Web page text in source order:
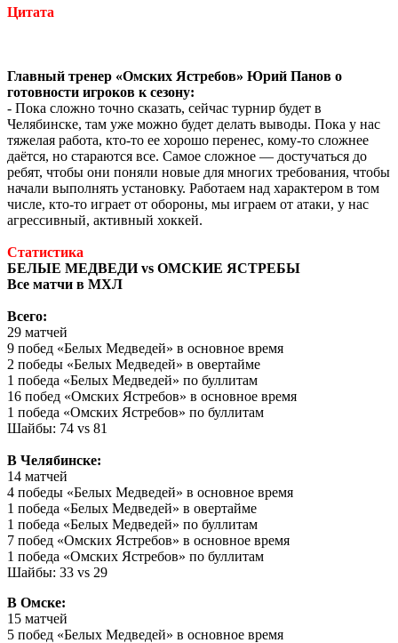
Цитата
Главный тренер «Омских Ястребов» Юрий Панов о
готовности игроков к сезону:
- Пока сложно точно сказать, сейчас турнир будет в
Челябинске, там уже можно будет делать выводы. Пока у нас
тяжелая работа, кто-то ее хорошо перенес, кому-то сложнее
даётся, но стараются все. Самое сложное — достучаться до
ребят, чтобы они поняли новые для многих требования, чтобы
начали выполнять установку. Работаем над характером в том
числе, кто-то играет от обороны, мы играем от атаки, у нас
агрессивный, активный хоккей.
Статистика
БЕЛЫЕ МЕДВЕДИ vs ОМСКИЕ ЯСТРЕБЫ
Все матчи в МХЛ
Всего:
29 матчей
9 побед «Белых Медведей» в основное время
2 победы «Белых Медведей» в овертайме
1 победа «Белых Медведей» по буллитам
16 побед «Омских Ястребов» в основное время
1 победа «Омских Ястребов» по буллитам
Шайбы: 74 vs 81
В Челябинске:
14 матчей
4 победы «Белых Медведей» в основное время
1 победа «Белых Медведей» в овертайме
1 победа «Белых Медведей» по буллитам
7 побед «Омских Ястребов» в основное время
1 победа «Омских Ястребов» по буллитам
Шайбы: 33 vs 29
В Омске:
15 матчей
5 побед «Белых Медведей» в основное время